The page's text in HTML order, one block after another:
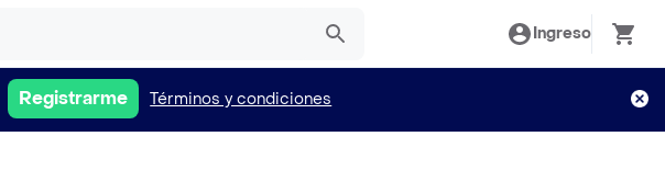
Ingreso
Registrarme Términos y condiciones